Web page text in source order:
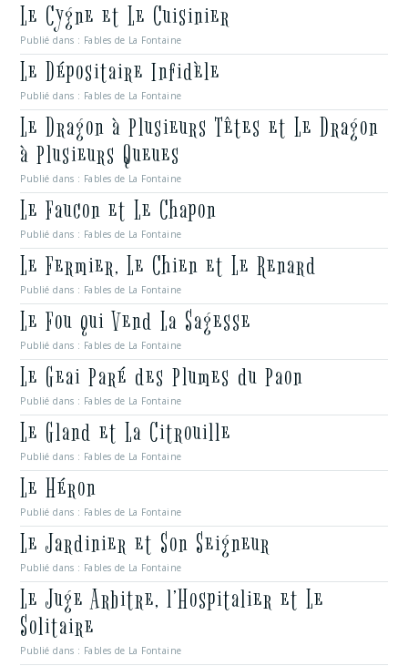
Le Cygne et Le Cuisinier
Publié dans : Fables de La Fontaine
Le Dépositaire Infidèle
Publié dans : Fables de La Fontaine
Le Dragon à Plusieurs Têtes et Le Dragon
à Plusieurs Queues
Publié dans : Fables de La Fontaine
Le Faucon et Le Chapon
Publié dans : Fables de La Fontaine
Le Fermier, Le Chien et Le Renard
Publié dans : Fables de La Fontaine
Le Fou qui Vend La Sagesse
Publié dans : Fables de La Fontaine
Le Geai Paré des Plumes du Paon
Publié dans : Fables de La Fontaine
Le Gland et La Citrouille
Publié dans : Fables de La Fontaine
Le Héron
Publié dans : Fables de La Fontaine
Le Jardinier et Son Seigneur
Publié dans : Fables de La Fontaine
Le Juge Arbitre, l’Hospitalier et Le
Solitaire
Publié dans : Fables de La Fontaine